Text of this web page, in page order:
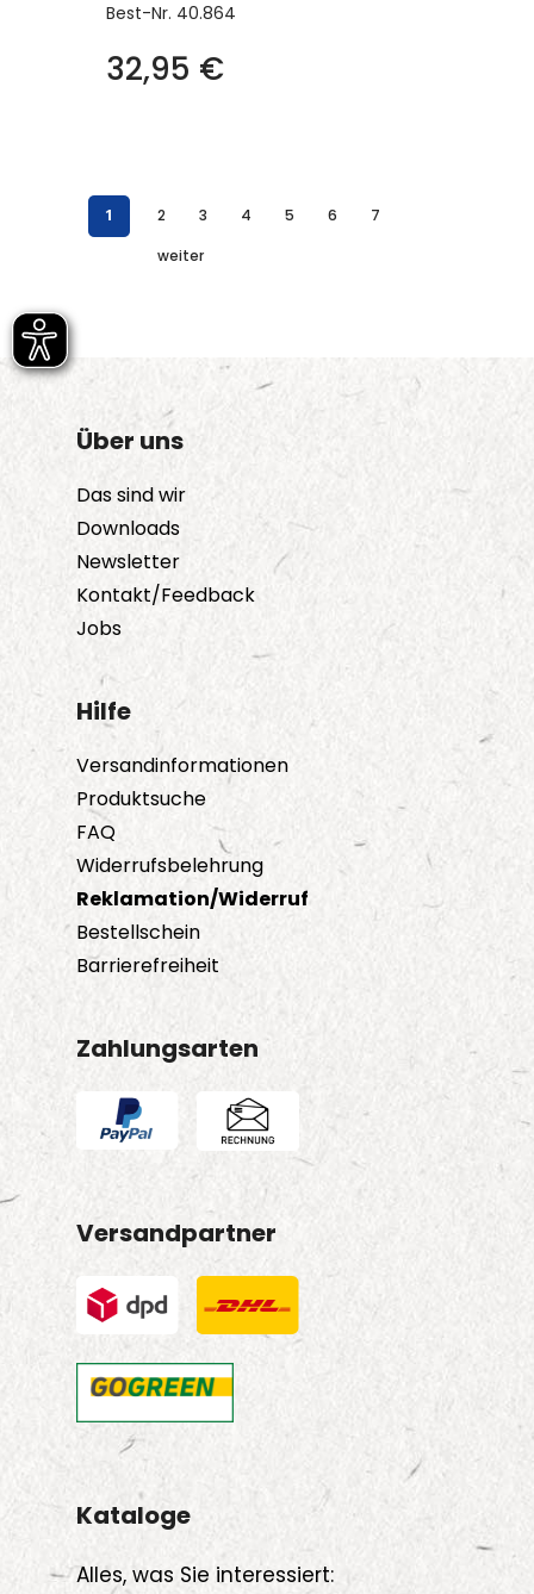
Best-Nr. 40.864
32,95 €
1 2 3 4 5 6
7
weiter
Über uns
Das sind wir
Downloads
Newsletter
Kontakt/Feedback
Jobs
Hilfe
Versandinformationen
Produktsuche
FAQ
Widerrufsbelehrung
Reklamation/Widerruf
Bestellschein
Barrierefreiheit
Zahlungsarten
Versandpartner
Kataloge
Alles, was Sie interessiert: